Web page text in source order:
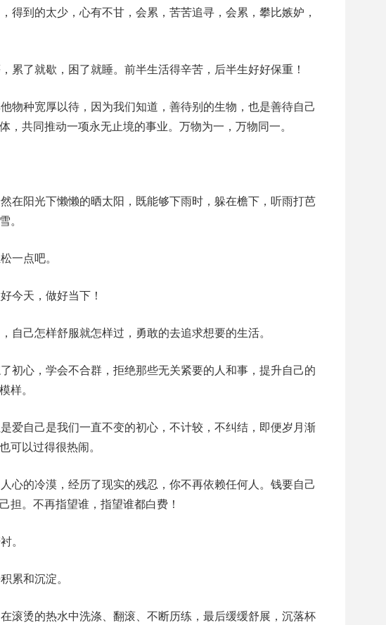
得到的太少，心有不甘，会累，苦苦追寻，会累，攀比嫉妒，
累了就歇，困了就睡。前半生活得辛苦，后半生好好保重！
物种宽厚以待，因为我们知道，善待别的生物，也是善待自己
，共同推动一项永无止境的事业。万物为一，万物同一。
在阳光下懒懒的晒太阳，既能够下雨时，躲在檐下，听雨打芭
。
一点吧。
今天，做好当下！
自己怎样舒服就怎样过，勇敢的去追求想要的生活。
初心，学会不合群，拒绝那些无关紧要的人和事，提升自己的
样。
爱自己是我们一直不变的初心，不计较，不纠结，即便岁月渐
可以过得很热闹。
心的冷漠，经历了现实的残忍，你不再依赖任何人。钱要自己
担。不再指望谁，指望谁都白费！
。
累和沉淀。
滚烫的热水中洗涤、翻滚、不断历练，最后缓缓舒展，沉落杯